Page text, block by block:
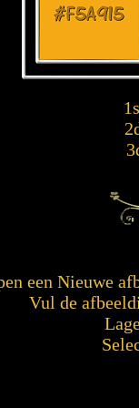
een Nieuwe
Vul de